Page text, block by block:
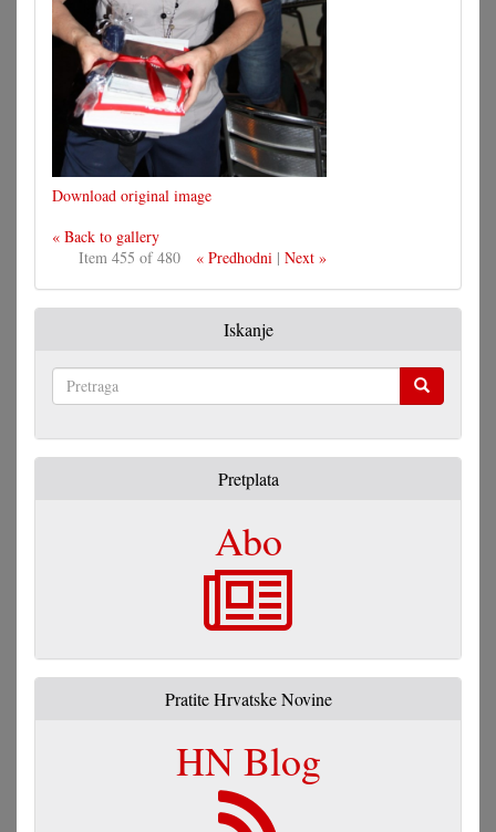
Download original image
« Back to gallery
Item 455 of 480
« Predhodni | Next »
Iskanje
Pretplata
Abo
Pratite Hrvatske Novine
HN Blog